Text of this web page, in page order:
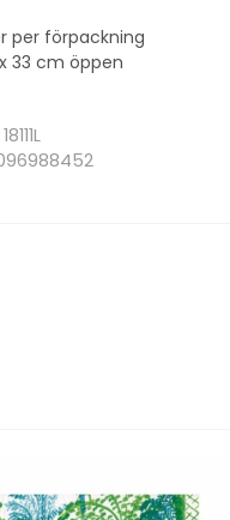
per förpackning
33 cm öppen
18111L